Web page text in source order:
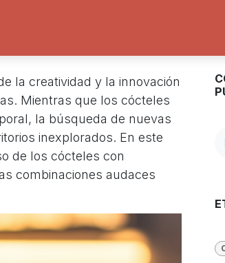
la creatividad y la innovación
Mientras que los cócteles
la búsqueda de nuevas
inexplorados. En este
de los cócteles con
combinaciones audaces